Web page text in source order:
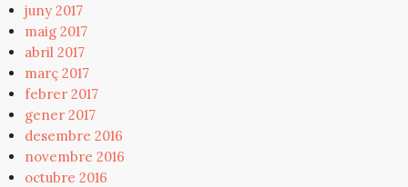
juny 2017
maig 2017
abril 2017
març 2017
febrer 2017
gener 2017
desembre 2016
novembre 2016
octubre 2016